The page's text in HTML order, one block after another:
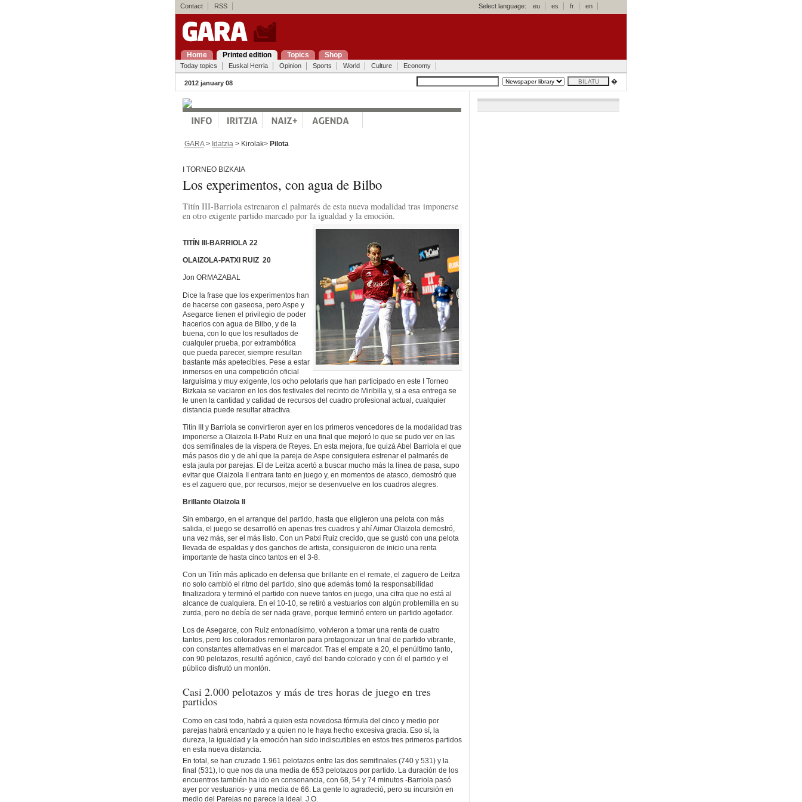
Contact RSS Select language: eu es fr en
Home Printed edition Topics Shop
Today topics Euskal Herria Opinion Sports World Culture Economy
2012 january 08 �
GARA> Idatzia > Kirolak> Pilota
I TORNEO BIZKAIA
Los experimentos, con agua de Bilbo
Titín III-Barriola estrenaron el palmarés de esta nueva modalidad tras imponerse
en otro exigente partido marcado por la igualdad y la emoción.
TITÍN III-BARRIOLA 22
OLAIZOLA-PATXI RUIZ 20
Jon ORMAZABAL
Dice la frase que los experimentos han
de hacerse con gaseosa, pero Aspe y
Asegarce tienen el privilegio de poder
hacerlos con agua de Bilbo, y de la
buena, con lo que los resultados de
cualquier prueba, por extrambótica
que pueda parecer, siempre resultan
bastante más apetecibles. Pese a estar
inmersos en una competición oficial
larguísima y muy exigente, los ocho pelotaris que han participado en este I Torneo
Bizkaia se vaciaron en los dos festivales del recinto de Miribilla y, si a esa entrega se
le unen la cantidad y calidad de recursos del cuadro profesional actual, cualquier
distancia puede resultar atractiva.
Titín III y Barriola se convirtieron ayer en los primeros vencedores de la modalidad tras
imponerse a Olaizola II-Patxi Ruiz en una final que mejoró lo que se pudo ver en las
dos semifinales de la víspera de Reyes. En esta mejora, fue quizá Abel Barriola el que
más pasos dio y de ahí que la pareja de Aspe consiguiera estrenar el palmarés de
esta jaula por parejas. El de Leitza acertó a buscar mucho más la línea de pasa, supo
evitar que Olaizola II entrara tanto en juego y, en momentos de atasco, demostró que
es el zaguero que, por recursos, mejor se desenvuelve en los cuadros alegres.
Brillante Olaizola II
Sin embargo, en el arranque del partido, hasta que eligieron una pelota con más
salida, el juego se desarrolló en apenas tres cuadros y ahí Aimar Olaizola demostró,
una vez más, ser el más listo. Con un Patxi Ruiz crecido, que se gustó con una pelota
llevada de espaldas y dos ganchos de artista, consiguieron de inicio una renta
importante de hasta cinco tantos en el 3-8.
Con un Titín más aplicado en defensa que brillante en el remate, el zaguero de Leitza
no solo cambió el ritmo del partido, sino que además tomó la responsabilidad
finalizadora y terminó el partido con nueve tantos en juego, una cifra que no está al
alcance de cualquiera. En el 10-10, se retiró a vestuarios con algún problemilla en su
zurda, pero no debía de ser nada grave, porque terminó entero un partido agotador.
Los de Asegarce, con Ruiz entonadísimo, volvieron a tomar una renta de cuatro
tantos, pero los colorados remontaron para protagonizar un final de partido vibrante,
con constantes alternativas en el marcador. Tras el empate a 20, el penúltimo tanto,
con 90 pelotazos, resultó agónico, cayó del bando colorado y con él el partido y el
público disfrutó un montón.
Casi 2.000 pelotazos y más de tres horas de juego en tres
partidos
Como en casi todo, habrá a quien esta novedosa fórmula del cinco y medio por
parejas habrá encantado y a quien no le haya hecho excesiva gracia. Eso sí, la
dureza, la igualdad y la emoción han sido indiscutibles en estos tres primeros partidos
en esta nueva distancia.
En total, se han cruzado 1.961 pelotazos entre las dos semifinales (740 y 531) y la
final (531), lo que nos da una media de 653 pelotazos por partido. La duración de los
encuentros también ha ido en consonancia, con 68, 54 y 74 minutos -Barriola pasó
ayer por vestuarios- y una media de 66. La gente lo agradeció, pero su incursión en
medio del Parejas no parece la ideal. J.O.